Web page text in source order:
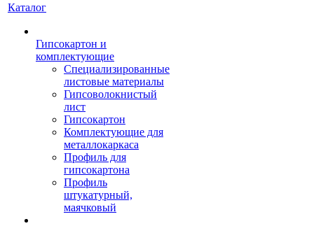
Каталог
Гипсокартон и
комплектующие
Специализированные
листовые материалы
Гипсоволокнистый
лист
Гипсокартон
Комплектующие для
металлокаркаса
Профиль для
гипсокартона
Профиль
штукатурный,
маячковый